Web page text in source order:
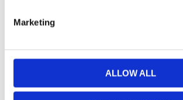
Marketing
ALLOW ALL
Relaterade